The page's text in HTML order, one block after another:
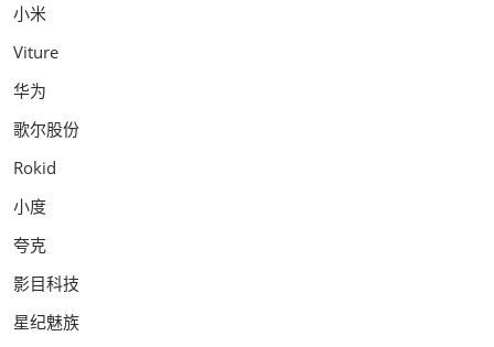
小米
Viture
华为
歌尔股份
Rokid
小度
夸克
影目科技
星纪魅族